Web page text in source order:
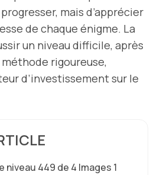
mais d’apprécier
de chaque énigme. La
un niveau difficile, après
rigoureuse,
d’investissement sur le
niveau 449 de 4 Images 1